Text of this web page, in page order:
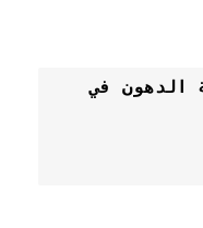
شركة تنظيف مطابخ وإزالة الدهون في